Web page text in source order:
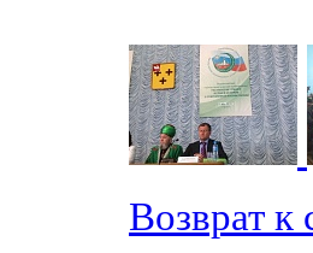
Возврат к